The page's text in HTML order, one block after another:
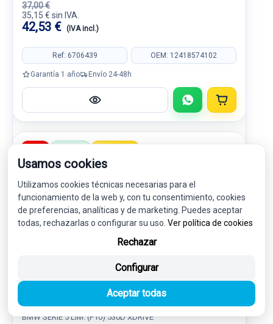
37,00 €
35,15 € sin IVA.
42,53 € (IVA incl.)
Ref: 6706439 OEM: 12418574102
Garantía 1 año Envío 24-48h
MOTOR LIMPIA DELANTERO 7306266
61617306266 3397021520
BMW SERIE 5 LIM. (F10) 530D XDRIVE
Usamos cookies
Utilizamos cookies técnicas necesarias para el
funcionamiento de la web y, con tu consentimiento, cookies
de preferencias, analíticas y de marketing. Puedes aceptar
todas, rechazarlas o configurar su uso. Ver política de cookies
Rechazar
Configurar
Aceptar todas